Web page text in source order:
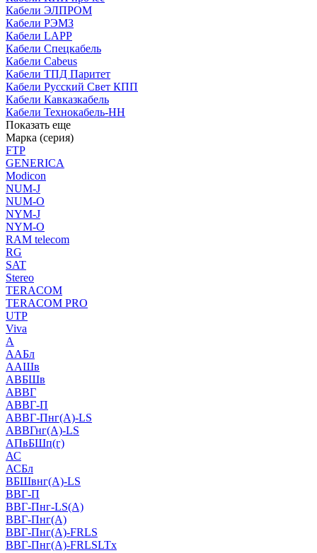
Кабели ЭЛПРОМ
Кабели РЭМЗ
Кабели LAPP
Кабели Спецкабель
Кабели Cabeus
Кабели ТПД Паритет
Кабели Русский Свет КПП
Кабели Кавказкабель
Кабели Технокабель-НН
Показать еще
Марка (серия)
FTP
GENERICA
Modicon
NUM-J
NUM-O
NYM-J
NYM-O
RAM telecom
RG
SAT
Stereo
TERACOM
TERACOM PRO
UTP
Viva
А
ААБл
ААШв
АВБШв
АВВГ
АВВГ-П
АВВГ-Пнг(А)-LS
АВВГнг(А)-LS
АПвБШп(г)
АС
АСБл
ВБШвнг(А)-LS
ВВГ-П
ВВГ-Пнг-LS(А)
ВВГ-Пнг(А)
ВВГ-Пнг(А)-FRLS
ВВГ-Пнг(А)-FRLSLTx